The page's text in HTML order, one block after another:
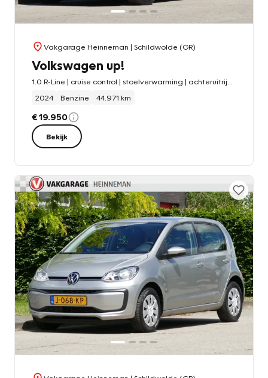
Vakgarage Heinneman | Schildwolde (GR)
Volkswagen up!
2024
Benzine 44.971 km
€ 19.950
Bekijk